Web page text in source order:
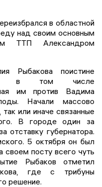
в областной
над своим основным
ТТП Александром
Рыбакова поистине
в том числе
им против Вадима
Начали массово
или иначе связанные
В городе один за
отставку губернатора.
5 октября он был
своем посту всего чуть
Рыбаков отметил
где с трибуны
решение.